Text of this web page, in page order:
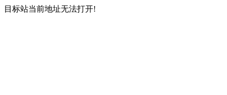
目标站当前地址无法打开!